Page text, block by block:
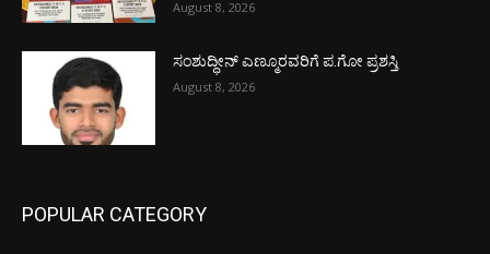
August 8, 2026
ಸಂಶುದ್ಧೀನ್ ಎಣ್ಮೂರವರಿಗೆ ಪ.ಗೋ ಪ್ರಶಸ್ತಿ
August 8, 2026
POPULAR CATEGORY